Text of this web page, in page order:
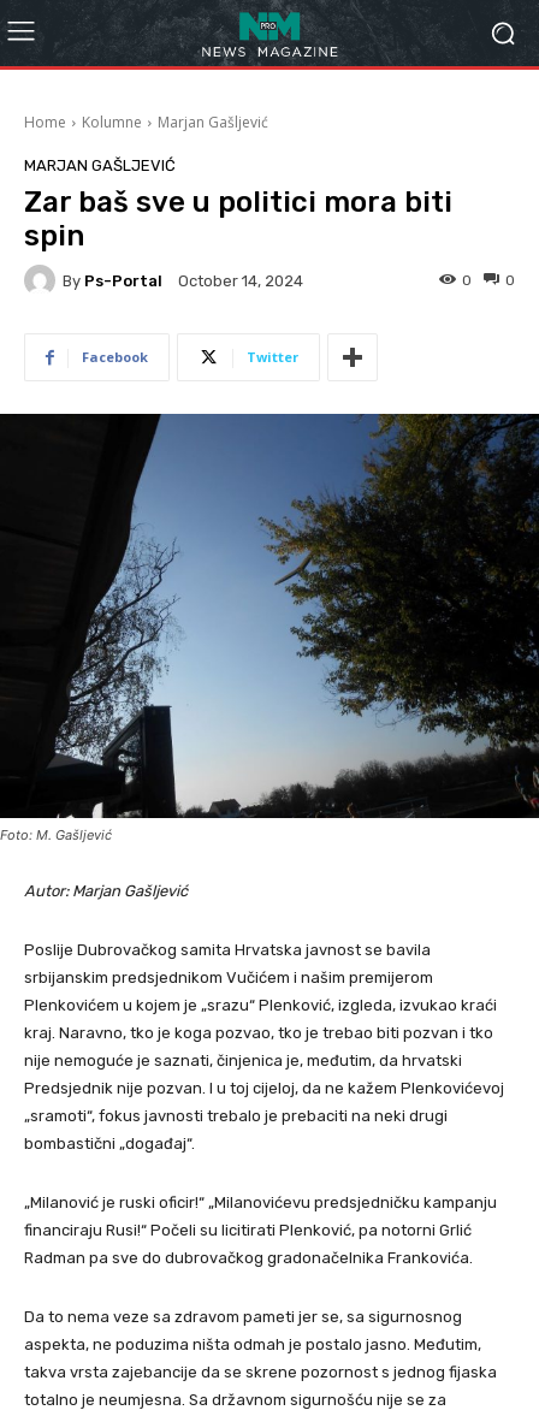
Home Kolumne Marjan Gašljević
MARJAN GAŠLJEVIĆ
Zar baš sve u politici mora biti
spin
By Ps-Portal October 14, 2024 0
0
Facebook Twitter
Foto: M. Gašljević
Autor: Marjan Gašljević
Poslije Dubrovačkog samita Hrvatska javnost se bavila
srbijanskim predsjednikom Vučićem i našim premijerom
Plenkovićem u kojem je „srazu“ Plenković, izgleda, izvukao kraći
kraj. Naravno, tko je koga pozvao, tko je trebao biti pozvan i tko
nije nemoguće je saznati, činjenica je, međutim, da hrvatski
Predsjednik nije pozvan. I u toj cijeloj, da ne kažem Plenkovićevoj
„sramoti“, fokus javnosti trebalo je prebaciti na neki drugi
bombastični „događaj“.
„Milanović je ruski oficir!“ „Milanovićevu predsjedničku kampanju
financiraju Rusi!“ Počeli su licitirati Plenković, pa notorni Grlić
Radman pa sve do dubrovačkog gradonačelnika Frankovića.
Da to nema veze sa zdravom pameti jer se, sa sigurnosnog
aspekta, ne poduzima ništa odmah je postalo jasno. Međutim,
takva vrsta zajebancije da se skrene pozornost s jednog fijaska
totalno je neumjesna. Sa državnom sigurnošću nije se za